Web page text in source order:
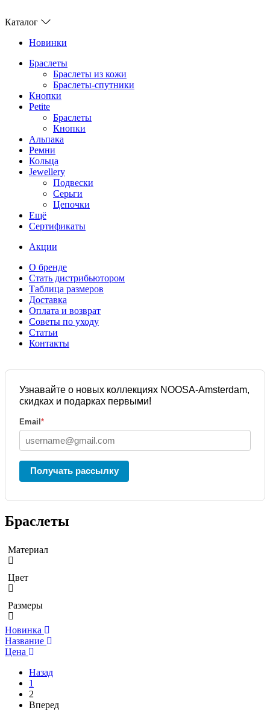
Каталог
Новинки
Браслеты
Браслеты из кожи
Браслеты-спутники
Кнопки
Petite
Браслеты
Кнопки
Альпака
Ремни
Кольца
Jewellery
Подвески
Серьги
Цепочки
Ещё
Сертификаты
Акции
О бренде
Стать дистрибьютором
Таблица размеров
Доставка
Оплата и возврат
Советы по уходу
Статьи
Контакты
Узнавайте о новых коллекциях NOOSA-Amsterdam,
скидках и подарках первыми!
Email *
Получать рассылку
Браслеты
Материал
Цвет
Размеры
Новинка
Название
Цена
Назад
1
2
Вперед